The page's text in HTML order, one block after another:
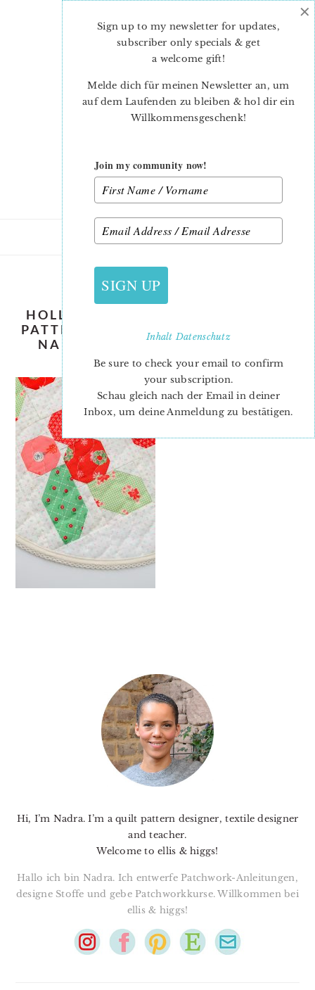
HOLLY-BERRY-CHRISTMAS-QUILT-
PATTERN-TABLE-TOPPER-PATTERN-
NADRA-RIDGEWAY-ELLIS-AND-
HIGGS-6
Hi, I’m Nadra. I’m a quilt pattern designer, textile designer
and teacher.
Welcome to ellis & higgs!
Hallo ich bin Nadra. Ich entwerfe Patchwork-Anleitungen,
designe Stoffe und gebe Patchworkkurse. Willkommen bei
ellis & higgs!
Sign up to my newsletter for updates,
subscriber only specials & get
a welcome gift!
Melde dich für meinen Newsletter an, um
auf dem Laufenden zu bleiben & hol dir ein
Willkommensgeschenk!
Join my community now!
SIGN UP
InhaltDatenschutz
Be sure to check your email to confirm
your subscription.
Schau gleich nach der Email in deiner
Inbox, um deine Anmeldung zu bestätigen.
×